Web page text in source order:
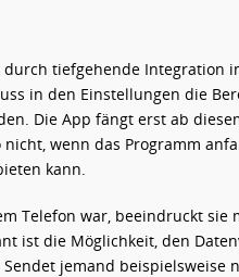
tiefgehende Integration
in den Einstellungen die
Die App fängt erst ab
wenn das Programm
kann.
Telefon war, beeindruckt sie
ist die Möglichkeit, den
jemand beispielsweise